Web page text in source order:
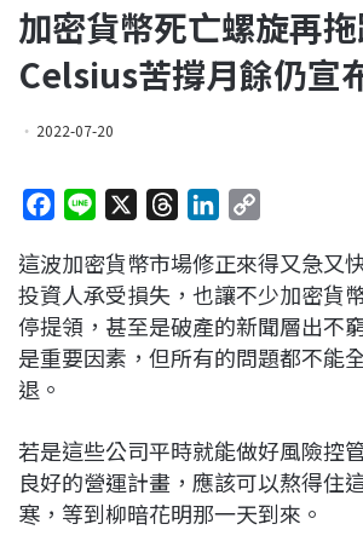
加密貨幣死亡螺旋再拖
Celsius苦撐月餘仍宣
2022-07-20
c
e
b
o
n
e
r
e
a
d
n
k
e
d
p
y
L
i
這波加密貨幣市場修正來得又急又
投資人承受損失，也讓不少加密貨
停提領，甚至是破產的新聞層出不
是重要因素，但所有的問題都不能
退。
若是這些公司平時就能做好風險控
良好的營運計畫，應該可以熬得住
寒，等到柳暗花明那一天到來。